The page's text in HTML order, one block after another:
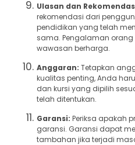
Ulasan dan
rekomendasi dari
pendidikan yang telah
sama. Pengalaman
wawasan berharga.
Anggaran: Tetapkan
kualitas penting, Anda
dan kursi yang dipilih
telah ditentukan.
Garansi: Periksa apakah
garansi. Garansi dapat
tambahan jika terjadi